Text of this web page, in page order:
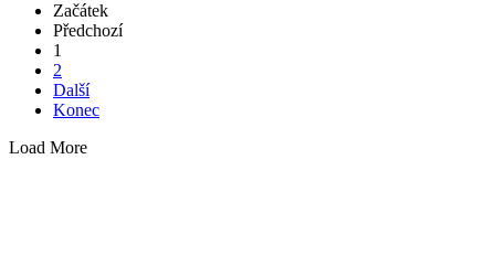
Začátek
Předchozí
1
2
Další
Konec
Load More